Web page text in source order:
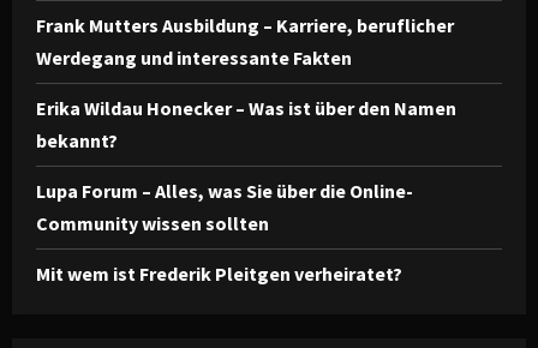
Frank Mutters Ausbildung – Karriere, beruflicher
Werdegang und interessante Fakten
Erika Wildau Honecker – Was ist über den Namen
bekannt?
Lupa Forum – Alles, was Sie über die Online-
Community wissen sollten
Mit wem ist Frederik Pleitgen verheiratet?